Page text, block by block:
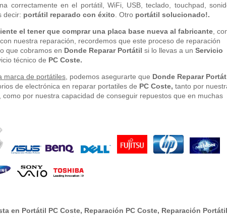
correctamente en el portátil, WiFi, USB, teclado, touchpad,
decir: portátil reparado con éxito . Otro portátil solucionado!.
el tener que comprar una placa base nueva al fabricante ,
nuestra reparación, recordemos que este proceso de reparación
que cobramos en Donde Reparar Portátil si lo llevas a un Servicio
técnico de PC Coste.
marca de portátiles , podemos asegurarte que Donde Reparar
de electrónica en reparar portatiles de PC Coste, tanto por
por nuestra capacidad de conseguir repuestos que en muchas
en Portátil PC Coste, Reparación PC Coste, Reparación Portátil